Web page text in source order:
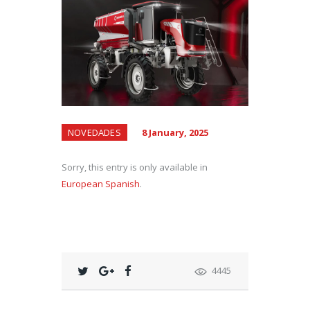
NOVEDADES 8 January, 2025
Sorry, this entry is only available in
European Spanish.
4445